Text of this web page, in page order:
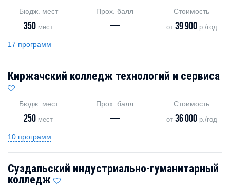
Бюдж. мест
350 мест
Прох. балл
—
Стоимость
от 39 900р./год
17 программ
Киржачский колледж технологий и сервиса
Бюдж. мест
250 мест
Прох. балл
—
Стоимость
от 36 000р./год
10 программ
Суздальский индустриально-гуманитарный
колледж